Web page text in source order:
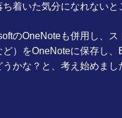
着いた気分になれないと
のOneNoteも併用し、
）をOneNoteに保存し
かな？と、考え始めまし